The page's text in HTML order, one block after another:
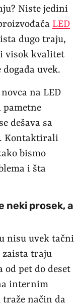
Niste jedini
LED
dugo traju,
visok kvalitet
uvek.
na LED
dešava sa
Kontaktirali
bismo
i šta
neki prosek, a
nisu uvek tačni
zaista traju
pet do deset
internim
način da